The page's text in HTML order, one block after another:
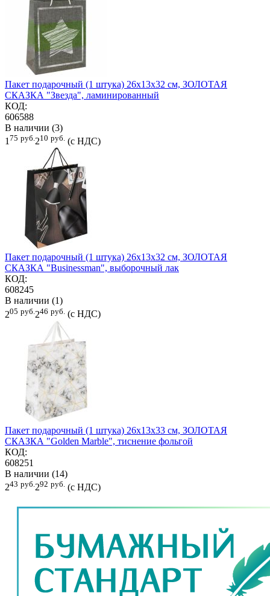
Пакет подарочный (1 штука) 26x13x32 см, ЗОЛОТАЯ
СКАЗКА "Звезда", ламинированный
КОД:
606588
В наличии (3)
1 75 руб.210 руб. (с НДС)
Пакет подарочный (1 штука) 26x13x32 см, ЗОЛОТАЯ
СКАЗКА "Businessman", выборочный лак
КОД:
608245
В наличии (1)
205 руб. 246 руб. (с НДС)
Пакет подарочный (1 штука) 26x13x33 см, ЗОЛОТАЯ
СКАЗКА "Golden Marble", тиснение фольгой
КОД:
608251
В наличии (14)
243 руб. 292 руб. (с НДС)